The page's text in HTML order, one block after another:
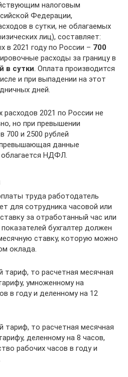
налоговым
Федерации,
в сутки, не облагаемых
лиц), составляет:
в 2021 году по России – 700
расходы за границу в
в сутки. Оплата производится
и при выпадении на этот
дней.
2021 по России не
но при превышении
700 и 2500 рублей
данные
НДФЛ.
труда работодатель
для сотрудника часовой или
за отработанный час или
бухгалтер должен
ставку, которую можно
оклада.
тариф, то расчетная месячная
умноженному на
в году и деленному на 12
тариф, то расчетная месячная
деленному на 8 часов,
рабочих часов в году и